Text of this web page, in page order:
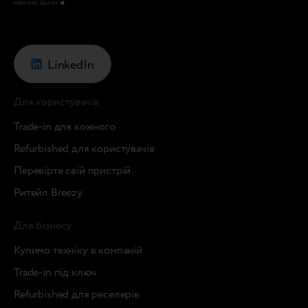
LinkedIn
Для користувачів
Trade-in для кожного
Refurbished для користувачів
Перевірте свій пристрій
Ритейл Breezy
Для бізнесу
Купимо техніку в компаній
Trade-in під ключ
Refurbished для реселерів